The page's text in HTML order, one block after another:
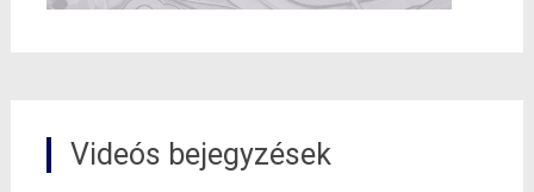
Videós bejegyzések